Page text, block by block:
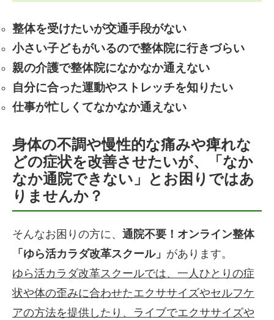
整体を受けたいが交通手段がない
小さい子どもがいるので整体院に行きづらい
親の介護で整体院になかなか通えない
自分に合った運動やストレッチを知りたい
仕事が忙しくてなかなか通えない
身体の不調や慢性的な痛みや痺れな
どの症状を改善させたいが、「なか
なか通院できない」とお困りではあ
りませんか？
そんなお困りの方に、 通院不要！オンライン整体
「ゆら活カラダ改革スクール」 があります。
ゆら活カラダ改革スクールでは、一人ひとりの症
状や体の歪みに合わせたエクササイズやセルフケ
アの方法を提供したり、ライブでエクササイズや